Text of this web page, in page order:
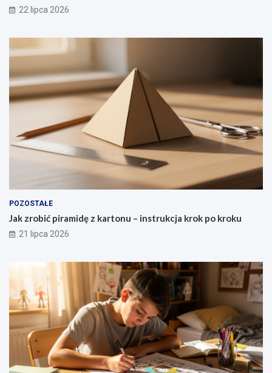
22 lipca 2026
POZOSTAŁE
Jak zrobić piramidę z kartonu – instrukcja krok po kroku
21 lipca 2026